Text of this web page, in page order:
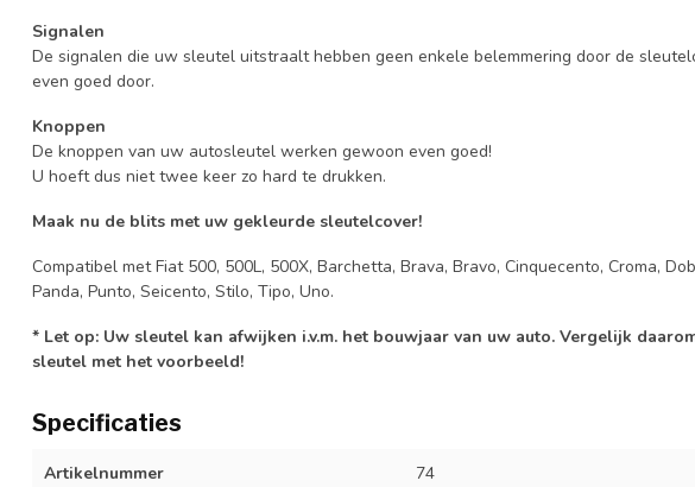
Signalen
De signalen die uw sleutel uitstraalt hebben geen enkele belemmering door de
even goed door.
Knoppen
De knoppen van uw autosleutel werken gewoon even goed!
U hoeft dus niet twee keer zo hard te drukken.
Maak nu de blits met uw gekleurde sleutelcover!
Compatibel met Fiat 500, 500L, 500X, Barchetta, Brava, Bravo, Cinquecento, Croma,
Panda, Punto, Seicento, Stilo, Tipo, Uno.
* Let op: Uw sleutel kan afwijken i.v.m. het bouwjaar van uw auto. Vergelijk
sleutel met het voorbeeld!
Specificaties
Artikelnummer 74